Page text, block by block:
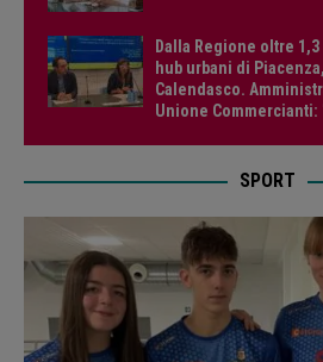
Dalla Regione oltre
hub urbani di
Calendasco.
Unione Commercianti:
SPORT